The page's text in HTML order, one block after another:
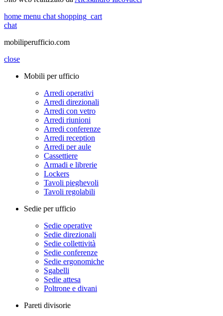
home menu chat shopping_cart
chat
mobiliperufficio.com
close
Mobili per ufficio
Arredi operativi
Arredi direzionali
Arredi con vetro
Arredi riunioni
Arredi conferenze
Arredi reception
Arredi per aule
Cassettiere
Armadi e librerie
Lockers
Tavoli pieghevoli
Tavoli regolabili
Sedie per ufficio
Sedie operative
Sedie direzionali
Sedie collettività
Sedie conferenze
Sedie ergonomiche
Sgabelli
Sedie attesa
Poltrone e divani
Pareti divisorie